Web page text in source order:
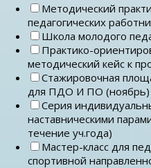
Методический
педагогических
Школа молодого
Практико-
методический кейс к
Стажировочная
для ПДО И ПО (ноябрь)
Серия
наставническими
течение уч.года)
Мастер-класс для
спортивной